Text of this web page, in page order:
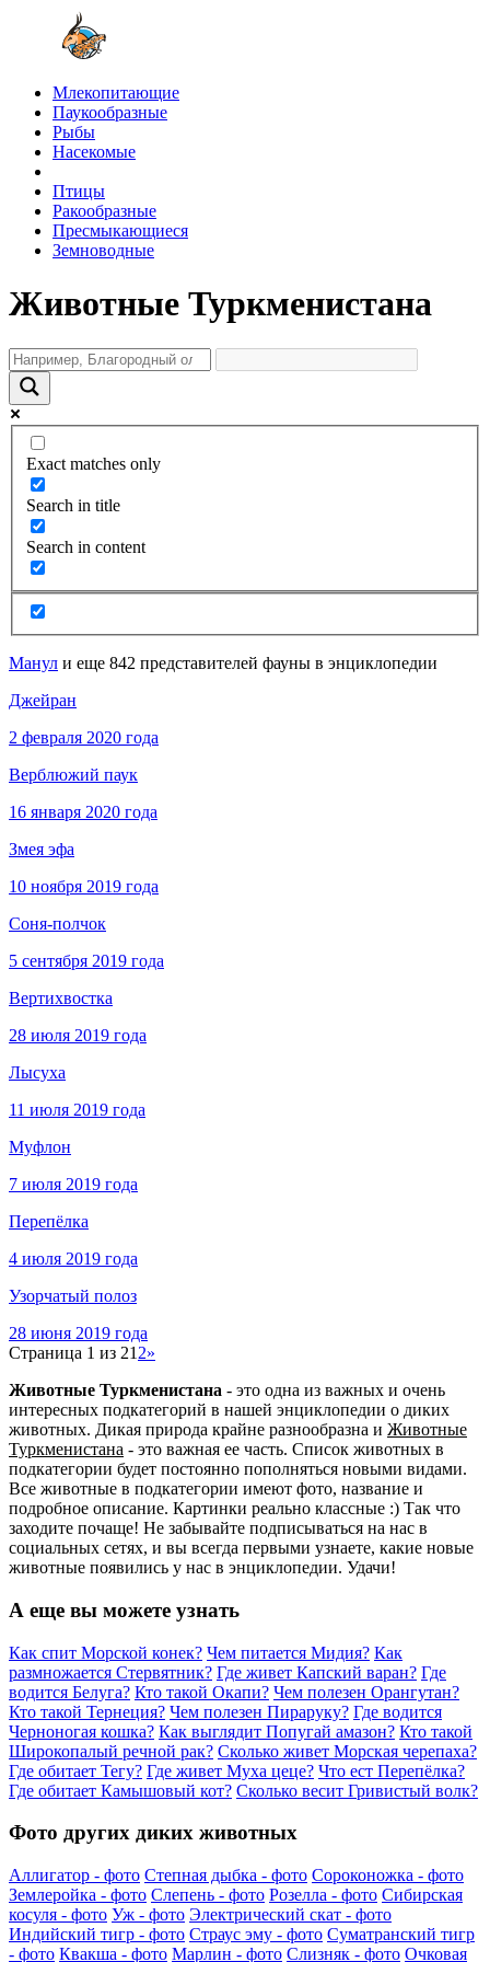
Млекопитающие
Паукообразные
Рыбы
Насекомые
Птицы
Ракообразные
Пресмыкающиеся
Земноводные
Животные Туркменистана
Exact matches only
Search in title
Search in content
Манул и еще 842 представителей фауны в энциклопедии
Джейран
2 февраля 2020 года
Верблюжий паук
16 января 2020 года
Змея эфа
10 ноября 2019 года
Соня-полчок
5 сентября 2019 года
Вертихвостка
28 июля 2019 года
Лысуха
11 июля 2019 года
Муфлон
7 июля 2019 года
Перепёлка
4 июля 2019 года
Узорчатый полоз
28 июня 2019 года
Страница 1 из 21 2»
Животные Туркменистана - это одна из важных и очень
интересных подкатегорий в нашей энциклопедии о диких
животных. Дикая природа крайне разнообразна и Животные
Туркменистана - это важная ее часть. Список животных в
подкатегории будет постоянно пополняться новыми видами.
Все животные в подкатегории имеют фото, название и
подробное описание. Картинки реально классные :) Так что
заходите почаще! Не забывайте подписываться на нас в
социальных сетях, и вы всегда первыми узнаете, какие новые
животные появились у нас в энциклопедии. Удачи!
А еще вы можете узнать
Как спит Морской конек? Чем питается Мидия? Как
размножается Стервятник? Где живет Капский варан? Где
водится Белуга? Кто такой Окапи? Чем полезен Орангутан?
Кто такой Тернеция? Чем полезен Пираруку? Где водится
Черноногая кошка? Как выглядит Попугай амазон? Кто такой
Широкопалый речной рак? Сколько живет Морская черепаха?
Где обитает Тегу? Где живет Муха цеце? Что ест Перепёлка?
Где обитает Камышовый кот? Сколько весит Гривистый волк?
Фото других диких животных
Аллигатор - фото Степная дыбка - фото Сороконожка - фото
Землеройка - фото Слепень - фото Розелла - фото Сибирская
косуля - фото Уж - фото Электрический скат - фото
Индийский тигр - фото Страус эму - фото Суматранский тигр
- фото Квакша - фото Марлин - фото Слизняк - фото Очковая